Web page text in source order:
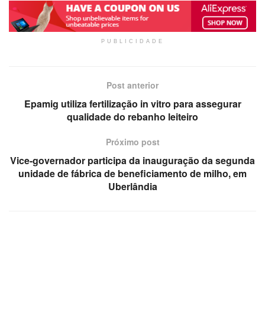
PUBLICIDADE
Post anterior
Epamig utiliza fertilização in vitro para assegurar
qualidade do rebanho leiteiro
Próximo post
Vice-governador participa da inauguração da segunda
unidade de fábrica de beneficiamento de milho, em
Uberlândia